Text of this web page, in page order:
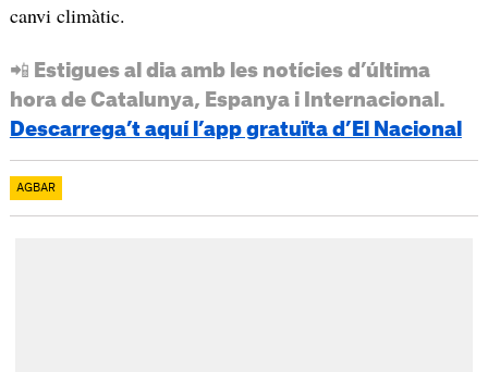
canvi climàtic.
📲 Estigues al dia amb les notícies d’última
hora de Catalunya, Espanya i Internacional.
Descarrega’t aquí l’app gratuïta d’El Nacional
AGBAR